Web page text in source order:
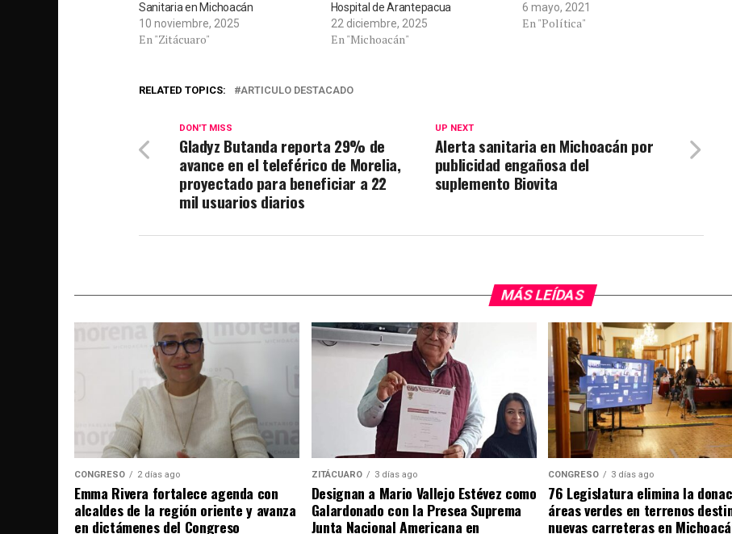
Sanitaria en Michoacán
10 noviembre, 2025
En "Zitácuaro"
Hospital de Arantepacua
22 diciembre, 2025
En "Michoacán"
6 mayo, 2021
En "Política"
RELATED TOPICS: ARTICULO DESTACADO
UP NEXT
Alerta sanitaria en Michoacán por
publicidad engañosa del
suplemento Biovita
DON'T MISS
Gladyz Butanda reporta 29% de
avance en el teleférico de Morelia,
proyectado para beneficiar a 22
mil usuarios diarios
MÁS LEÍDAS
CONGRESO 2 días ago
Emma Rivera fortalece agenda con
alcaldes de la región oriente y avanza
en dictámenes del Congreso
ZITÁCUARO 3 días ago
Designan a Mario Vallejo Estévez como
Galardonado con la Presea Suprema
Junta Nacional Americana en
CONGRESO 3 días ago
76 Legislatura elimina la
áreas verdes en terrenos
nuevas carreteras en